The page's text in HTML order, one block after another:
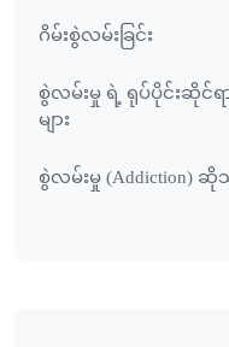
ဂိမ်းစွဲလမ်းခြင်း
စွဲလမ်းမှု ရဲ့ ရုပ်ပိုင်းဆို
များ
စွဲလမ်းမှု (Addiction)